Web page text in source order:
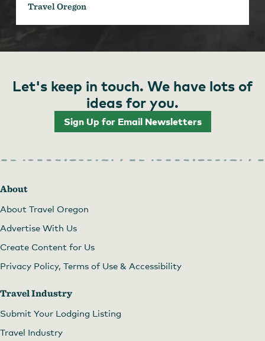
Travel Oregon
Let's keep in touch. We have lots of
ideas for you.
Sign Up for Email Newsletters
About
About Travel Oregon
Advertise With Us
Create Content for Us
Privacy Policy, Terms of Use & Accessibility
Travel Industry
Submit Your Lodging Listing
Travel Industry